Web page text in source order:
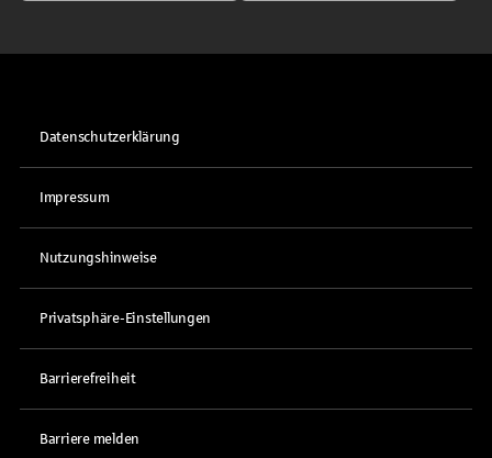
Datenschutzerklärung
Impressum
Nutzungshinweise
Privatsphäre-Einstellungen
Barrierefreiheit
Barriere melden